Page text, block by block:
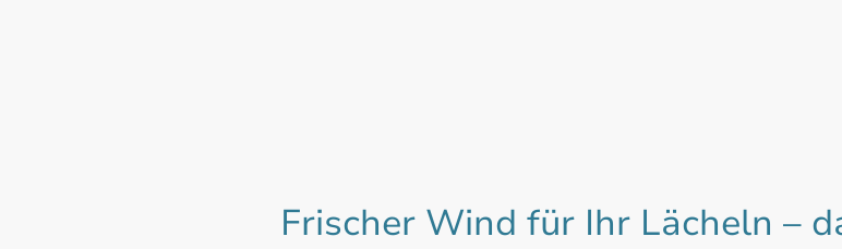
Frischer Wind für Ihr Lächeln –